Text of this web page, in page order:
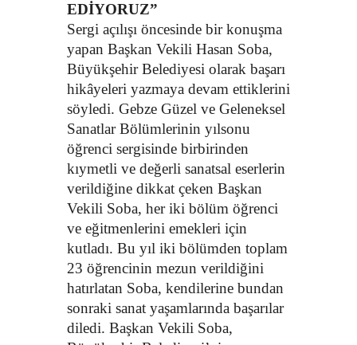
EDİYORUZ”
Sergi açılışı öncesinde bir konuşma
yapan Başkan Vekili Hasan Soba,
Büyükşehir Belediyesi olarak başarı
hikâyeleri yazmaya devam ettiklerini
söyledi. Gebze Güzel ve Geleneksel
Sanatlar Bölümlerinin yılsonu
öğrenci sergisinde birbirinden
kıymetli ve değerli sanatsal eserlerin
verildiğine dikkat çeken Başkan
Vekili Soba, her iki bölüm öğrenci
ve eğitmenlerini emekleri için
kutladı. Bu yıl iki bölümden toplam
23 öğrencinin mezun verildiğini
hatırlatan Soba, kendilerine bundan
sonraki sanat yaşamlarında başarılar
diledi. Başkan Vekili Soba,